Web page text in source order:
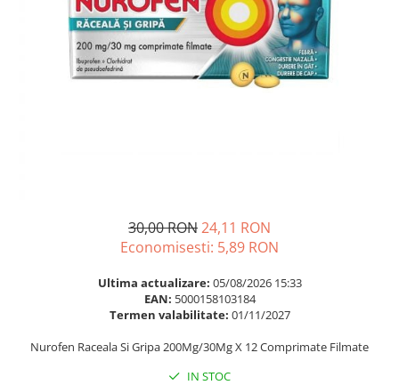
Par si unghii
Probiotice si prebiotice
Somn stres si anxietate
Supliment Complexe
Ingrijire par
Balsam masca si tratament
Produse cu SPF Pentru Fata
30,00 RON24,11 RON
Economisesti: 5,89 RON
Ultima actualizare: 05/08/2026 15:33
EAN: 5000158103184
Termen valabilitate: 01/11/2027
Nurofen Raceala Si Gripa 200Mg/30Mg X 12 Comprimate Filmate
IN STOC